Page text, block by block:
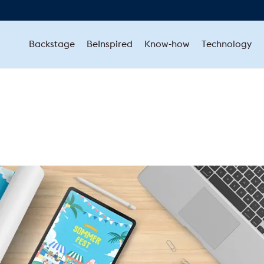
Backstage BeInspired Know-how Technology